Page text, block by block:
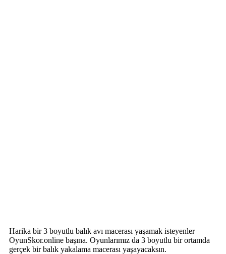
Harika bir 3 boyutlu balık avı macerası yaşamak isteyenler
OyunSkor.online başına. Oyunlarımız da 3 boyutlu bir ortamda
gerçek bir balık yakalama macerası yaşayacaksın.